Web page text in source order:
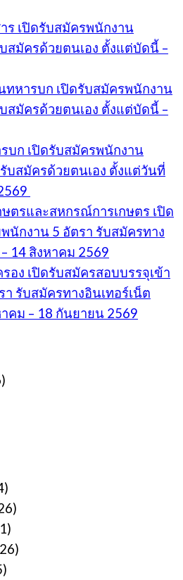
ร เปิดรับสมัครพนักงาน
สมัครด้วยตนเอง ตั้งแต่บัดนี้ –
ทหารบก เปิดรับสมัครพนักงาน
สมัครด้วยตนเอง ตั้งแต่บัดนี้ –
บก เปิดรับสมัครพนักงาน
บสมัครด้วยตนเอง ตั้งแต่วันที่
ษตรและสหกรณ์การเกษตร เปิด
นักงาน 5 อัตรา รับสมัครทาง
14 สิงหาคม 2569
อง เปิดรับสมัครสอบบรรจุเข้า
า รับสมัครทางอินเทอร์เน็ต
คม – 18 กันยายน 2569